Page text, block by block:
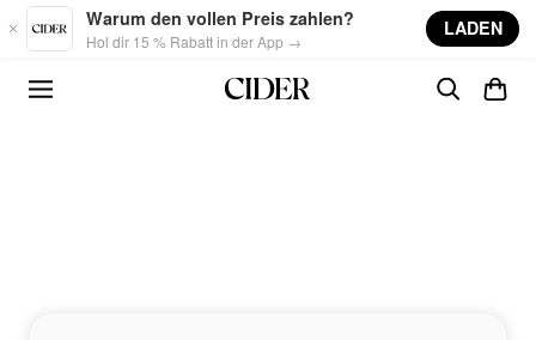
Skip to main content
Warum den vollen Preis zahlen?
Hol dir 15 % Rabatt in der App →
LADEN